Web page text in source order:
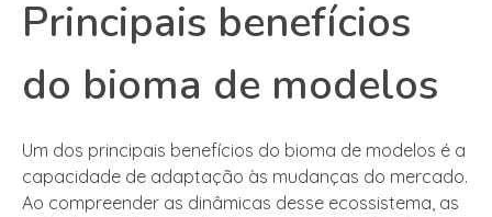
Principais benefícios
do bioma de modelos
Um dos principais benefícios do bioma de modelos é a
capacidade de adaptação às mudanças do mercado.
Ao compreender as dinâmicas desse ecossistema, as